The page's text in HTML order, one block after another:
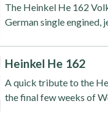
The Heinkel He 162
German single
Heinkel He 162
A quick tribute to the
the final few weeks of